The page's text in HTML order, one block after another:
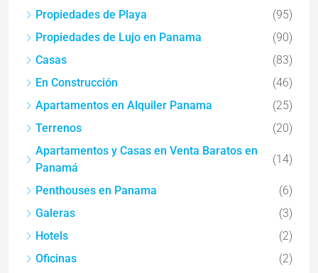
Propiedades de Playa
(95)
Propiedades de Lujo en Panama
(90)
Casas
(83)
En Construcción
(46)
Apartamentos en Alquiler Panama
(25)
Terrenos
(20)
Apartamentos y Casas en Venta Baratos en
Panamá
(14)
Penthouses en Panama
(6)
Galeras
(3)
Hotels
(2)
Oficinas
(2)